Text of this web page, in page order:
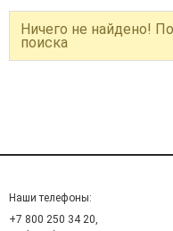
Ничего не найдено!
поиска
Наши телефоны:
+7 800 250 34 20,